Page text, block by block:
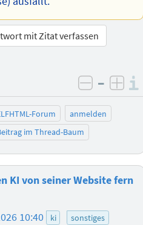
mit Zitat verfassen
negativ
–
Forum
anmelden
im Thread-Baum
KI von seiner Website fern
10:40 ki sonstiges